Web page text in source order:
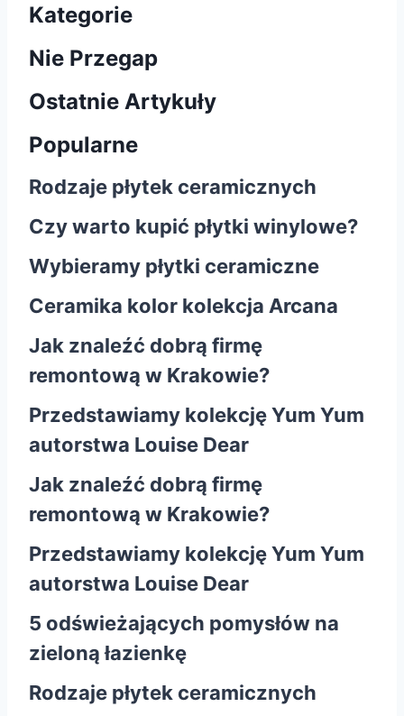
Kategorie
Nie Przegap
Ostatnie Artykuły
Popularne
Rodzaje płytek ceramicznych
Czy warto kupić płytki winylowe?
Wybieramy płytki ceramiczne
Ceramika kolor kolekcja Arcana
Jak znaleźć dobrą firmę
remontową w Krakowie?
Przedstawiamy kolekcję Yum Yum
autorstwa Louise Dear
Jak znaleźć dobrą firmę
remontową w Krakowie?
Przedstawiamy kolekcję Yum Yum
autorstwa Louise Dear
5 odświeżających pomysłów na
zieloną łazienkę
Rodzaje płytek ceramicznych